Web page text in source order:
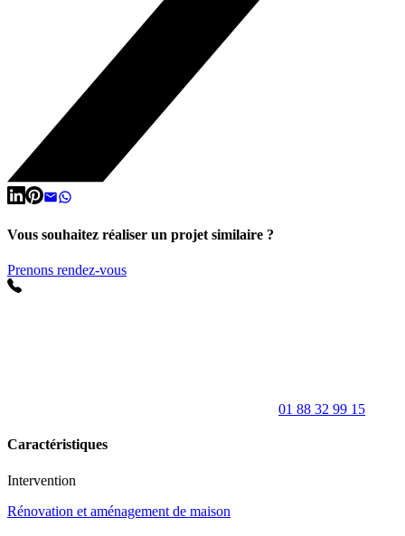
Vous souhaitez réaliser un projet similaire ?
Prenons rendez-vous
01 88 32 99 15
Caractéristiques
Intervention
Rénovation et aménagement de maison